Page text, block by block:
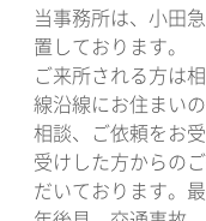
当事務所は、小田
置しております。
ご来所される方は
線沿線にお住まい
相談、ご依頼をお
受けした方からの
だいております。